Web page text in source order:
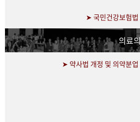
➤ 국민건강보험법
의료
➤ 약사법 개정 및 의약분업